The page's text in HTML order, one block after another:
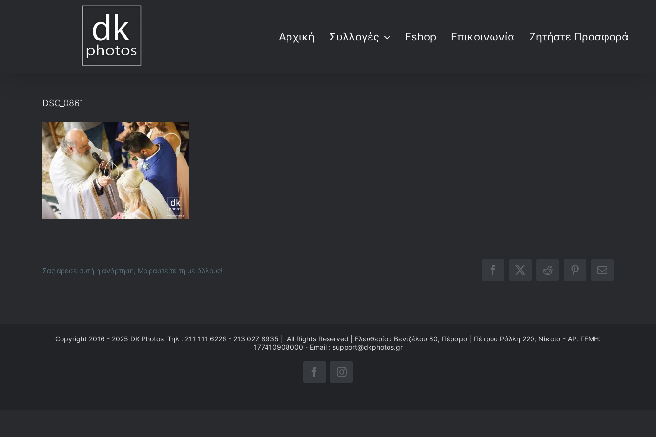
Αρχική Συλλογές Eshop Επικοινωνία Ζητήστε Προσφορά
DSC_0861
Σας άρεσε αυτή η ανάρτηση; Μοιραστείτε τη με άλλους! Facebook
X RedditPinterestEmail
Copyright 2016 - 2025 DK Photos Τηλ : 211 111 6226 - 213 027 8935 | All Rights Reserved | Ελευθερίου Βενιζέλου 80, Πέραμα | Πέτρου Ράλλη 220, Νίκαια - ΑΡ. ΓΕΜΗ:
177410908000 - Email : support@dkphotos.gr
FacebookInstagram